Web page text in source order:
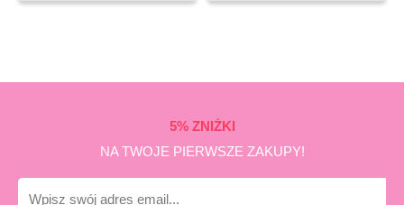
5% ZNIŻKI
NA TWOJE PIERWSZE ZAKUPY!